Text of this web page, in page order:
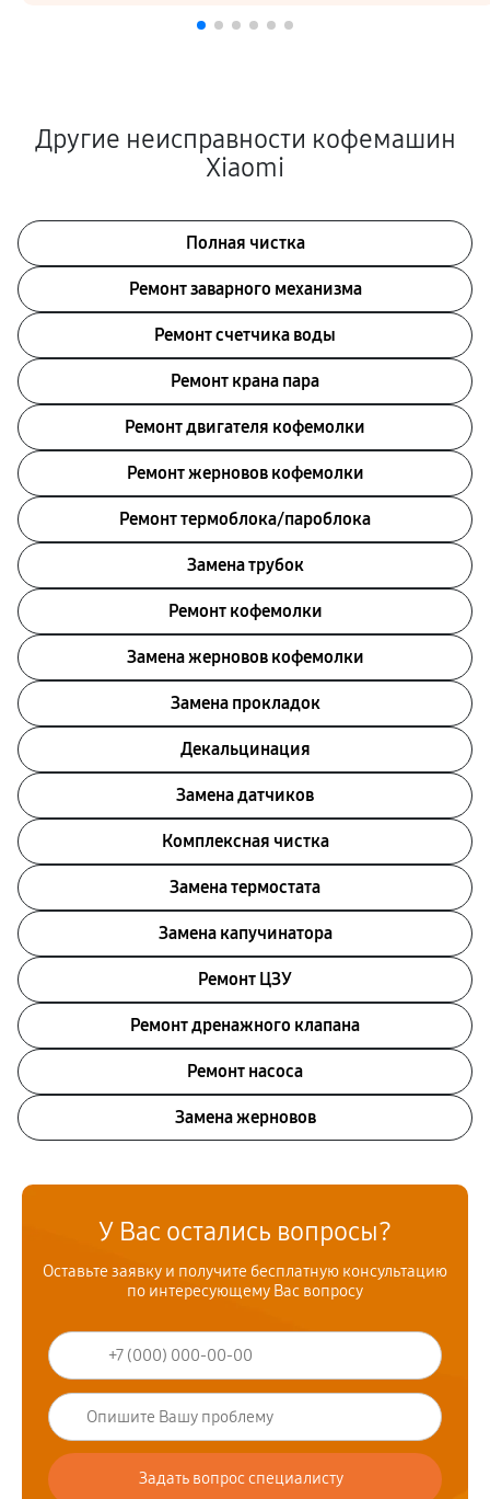
Другие неисправности кофемашин
Xiaomi
Полная чистка
Ремонт заварного механизма
Ремонт счетчика воды
Ремонт крана пара
Ремонт двигателя кофемолки
Ремонт жерновов кофемолки
Ремонт термоблока/пароблока
Замена трубок
Ремонт кофемолки
Замена жерновов кофемолки
Замена прокладок
Декальцинация
Замена датчиков
Комплексная чистка
Замена термостата
Замена капучинатора
Ремонт ЦЗУ
Ремонт дренажного клапана
Ремонт насоса
Замена жерновов
У Вас остались вопросы?
Оставьте заявку и получите бесплатную консультацию
по интересующему Вас вопросу